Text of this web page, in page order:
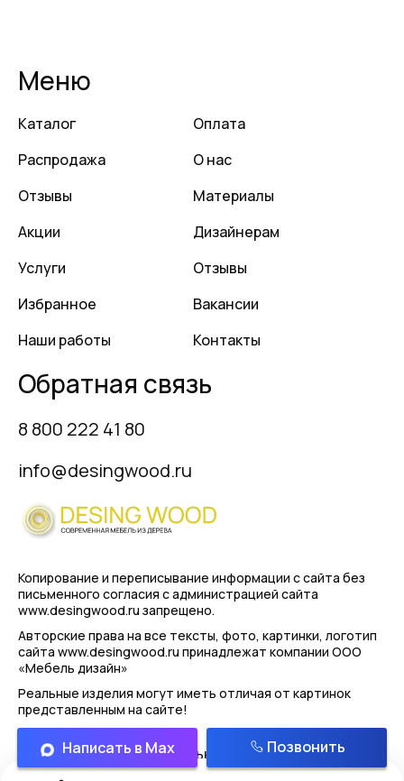
Меню
Каталог
Распродажа
Отзывы
Акции
Услуги
Избранное
Наши работы
Оплата
О нас
Материалы
Дизайнерам
Отзывы
Вакансии
Контакты
Обратная связь
8 800 222 41 80
info@desingwood.ru
Копирование и переписывание информации с сайта без
письменного согласия с администрацией сайта
www.desingwood.ru запрещено.
Авторские права на все тексты, фото, картинки, логотип
сайта www.desingwood.ru принадлежат компании ООО
«Мебель дизайн»
Реальные изделия могут иметь отличая от картинок
представленным на сайте!
Политика конфиденциальности
Написать в Max Позвонить